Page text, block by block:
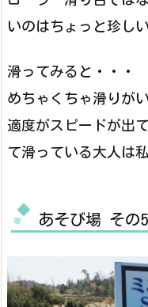
いのはちょっと珍しい
滑ってみると・・・
めちゃくちゃ滑りが
適度がスピードが出
て滑っている大人は
あそび場 その5